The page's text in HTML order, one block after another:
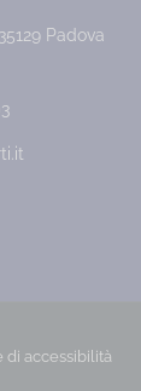
Padova
di accessibilità